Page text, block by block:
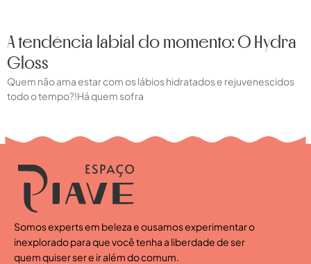
A tendência labial do momento: O Hydra
Gloss
Quem não ama estar com os lábios hidratados e rejuvenescidos
todo o tempo?!Há quem sofra
Somos experts em beleza e ousamos experimentar o
inexplorado para que você tenha a liberdade de ser
quem quiser ser e ir além do comum.